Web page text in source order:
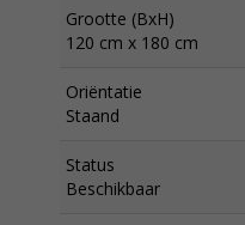
Grootte (BxH)
120 cm x 180 cm
Oriëntatie
Staand
Status
Beschikbaar